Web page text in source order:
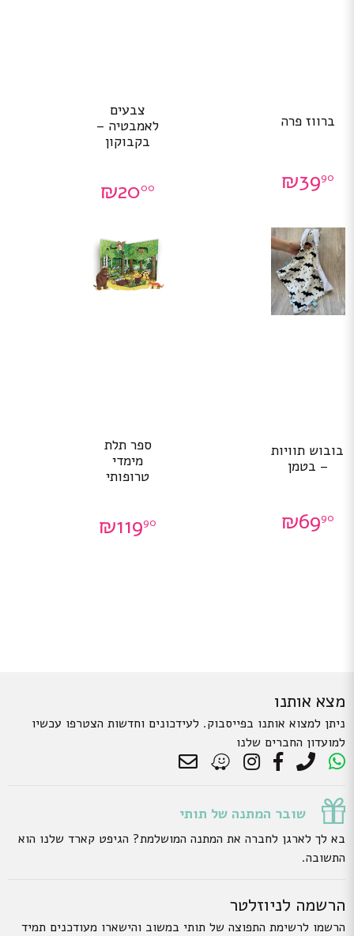
ברווז פרה
₪3990
צבעים
לאמבטיה –
בקבוקון
₪2000
בובוש תוויות
– בטמן
₪6990
ספר תלת
מימדי
טרופותי
₪11990
מצא אותנו
ניתן למצוא אותנו בפייסבוק. לעידכונים וחדשות הצטרפו עכשיו
למועדון החברים שלנו
שובר המתנה של תותי
בא לך לארגן לחברה את המתנה המושלמת? הגיפט קארד שלנו הוא
התשובה.
הרשמה לניוזלטר
הרשמו לרשימת התפוצה של תותי במשוב והישארו מעודכנים תמיד